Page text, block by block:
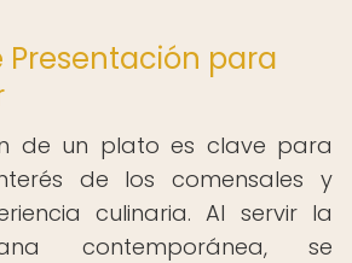
Presentación para
de un plato es clave para
de los comensales y
culinaria. Al servir la
contemporánea, se